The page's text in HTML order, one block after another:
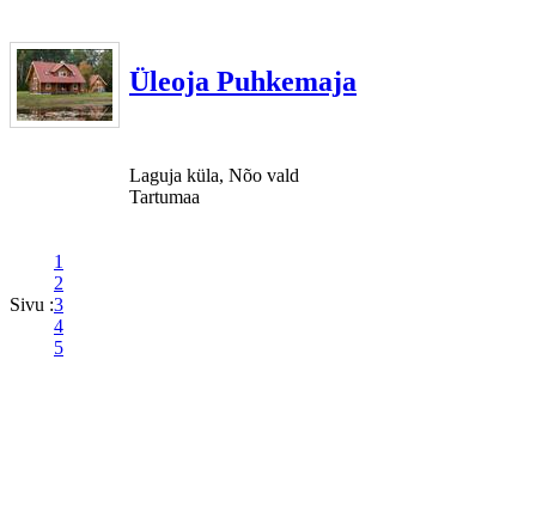
Üleoja Puhkemaja
Laguja küla, Nõo vald
Tartumaa
Sivu :
1
2
3
4
5